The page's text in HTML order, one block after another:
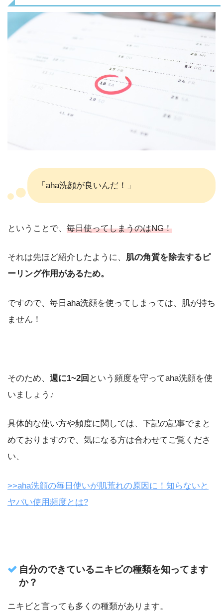
「aha洗顔が良いんだ！」
ということで、 毎日使ってしまうのはNG！
それは先ほど紹介したように、 肌の角質を除去するピ
ーリング作用があるため。
ですので、毎日aha洗顔を使ってしまっては、肌が持ち
ません！
そのため、 週に1~2回 という頻度を守ってaha洗顔を使
いましょう♪
具体的な使い方や頻度に関しては、下記の記事でまと
めておりますので、気になる方は合わせてご覧くださ
い、
>>aha洗顔の毎日使いが肌荒れの原因に！知らないと
ヤバい使用頻度とは?
自分のできているニキビの種類を知ってます
か？
ニキビと言っても多くの種類があります。